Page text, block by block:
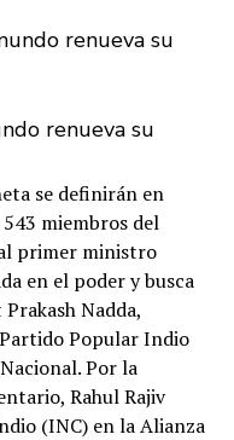
renueva su
se definirán en
miembros del
primer ministro
en el poder y busca
Nadda,
Popular Indio
Por la
Rahul Rajiv
(INC) en la Alianza